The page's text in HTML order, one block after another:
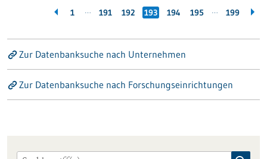
1 … 191 192 193 194 195 … 199
Zur Datenbanksuche nach Unternehmen
Zur Datenbanksuche nach Forschungseinrichtungen